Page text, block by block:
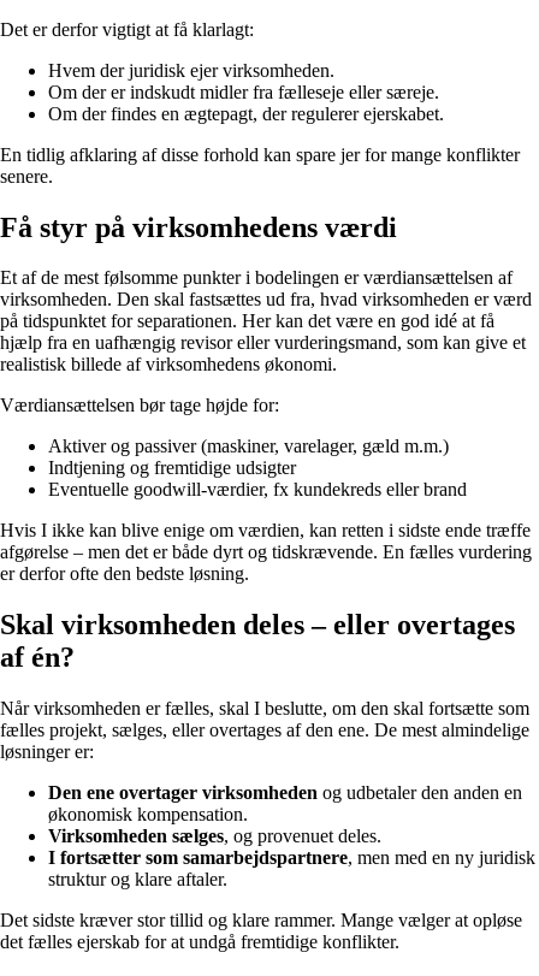
Det er derfor vigtigt at få klarlagt:
Hvem der juridisk ejer virksomheden.
Om der er indskudt midler fra fælleseje eller særeje.
Om der findes en ægtepagt, der regulerer ejerskabet.
En tidlig afklaring af disse forhold kan spare jer for mange konflikter
senere.
Få styr på virksomhedens værdi
Et af de mest følsomme punkter i bodelingen er værdiansættelsen af
virksomheden. Den skal fastsættes ud fra, hvad virksomheden er værd
på tidspunktet for separationen. Her kan det være en god idé at få
hjælp fra en uafhængig revisor eller vurderingsmand, som kan give et
realistisk billede af virksomhedens økonomi.
Værdiansættelsen bør tage højde for:
Aktiver og passiver (maskiner, varelager, gæld m.m.)
Indtjening og fremtidige udsigter
Eventuelle goodwill-værdier, fx kundekreds eller brand
Hvis I ikke kan blive enige om værdien, kan retten i sidste ende træffe
afgørelse – men det er både dyrt og tidskrævende. En fælles vurdering
er derfor ofte den bedste løsning.
Skal virksomheden deles – eller overtages
af én?
Når virksomheden er fælles, skal I beslutte, om den skal fortsætte som
fælles projekt, sælges, eller overtages af den ene. De mest almindelige
løsninger er:
Den ene overtager virksomheden og udbetaler den anden en
økonomisk kompensation.
Virksomheden sælges, og provenuet deles.
I fortsætter som samarbejdspartnere, men med en ny juridisk
struktur og klare aftaler.
Det sidste kræver stor tillid og klare rammer. Mange vælger at opløse
det fælles ejerskab for at undgå fremtidige konflikter.